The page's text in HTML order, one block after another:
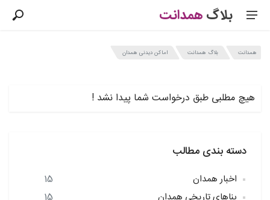
بلاگهمدانت
همدانت بلاگ همدانت اماکن دیدنی همدان
دسته بندی مطالب
اخبار همدان
15
هیچ مطلبی طبق درخواست شما پیدا نشد !